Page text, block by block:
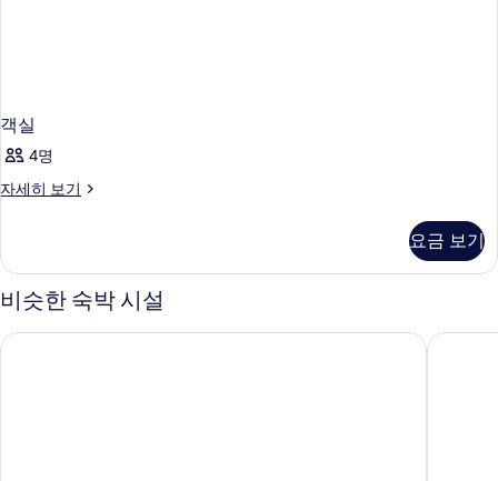
객실
4명
자세히 보기
객
히
기
요금 보기
비슷한 숙박 시설
골든 너겟 호텔 & 카지노 레이크 타호 시저스